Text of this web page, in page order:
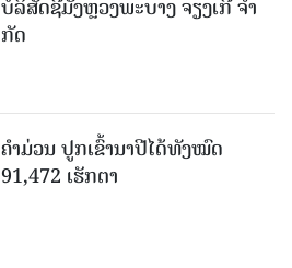
ບໍ​ລິ​ສັດຊີມັງຫຼວງພະບາງ ຈຽງເກີ ຈໍາ
ກັດ
ຄໍາມ່ວນ ປູກເຂົ້ານາປີໄດ້ທັງໝົດ
91,472 ເຮັກຕາ